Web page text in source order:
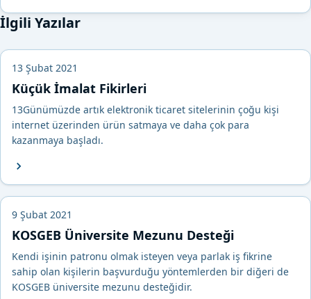
İlgili Yazılar
13 Şubat 2021
Küçük İmalat Fikirleri
13Günümüzde artık elektronik ticaret sitelerinin çoğu kişi
internet üzerinden ürün satmaya ve daha çok para
kazanmaya başladı.
9 Şubat 2021
KOSGEB Üniversite Mezunu Desteği
Kendi işinin patronu olmak isteyen veya parlak iş fikrine
sahip olan kişilerin başvurduğu yöntemlerden bir diğeri de
KOSGEB üniversite mezunu desteğidir.